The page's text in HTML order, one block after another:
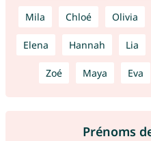
Mila Chloé Olivia
Elena Hannah Lia
Zoé Maya Eva
Prénoms